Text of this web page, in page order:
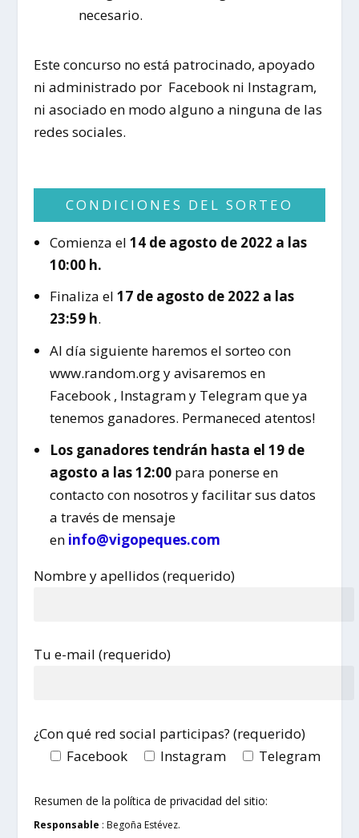
necesario.
Este concurso no está patrocinado, apoyado
ni administrado por Facebook ni Instagram,
ni asociado en modo alguno a ninguna de las
redes sociales.
CONDICIONES DEL SORTEO
Comienza el 14 de agosto de 2022 a las
10:00 h.
Finaliza el 17 de agosto de 2022 a las
23:59 h.
Al día siguiente haremos el sorteo con
www.random.org y avisaremos en
Facebook , Instagram y Telegram que ya
tenemos ganadores. Permaneced atentos!
Los ganadores tendrán hasta el 19 de
agosto a las 12:00 para ponerse en
contacto con nosotros y facilitar sus datos
a través de mensaje
en info@vigopeques.com
Nombre y apellidos (requerido)
Tu e-mail (requerido)
¿Con qué red social participas? (requerido)
Facebook
Instagram Telegram
Resumen de la política de privacidad del sitio:
Responsable : Begoña Estévez.